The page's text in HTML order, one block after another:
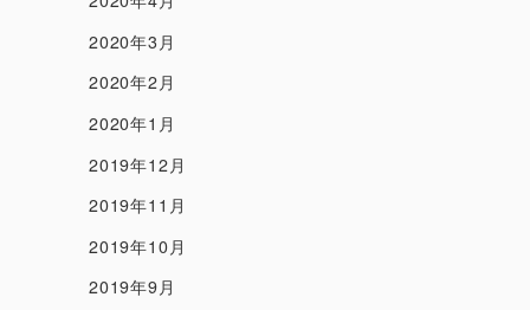
2020年3月
2020年2月
2020年1月
2019年12月
2019年11月
2019年10月
2019年9月